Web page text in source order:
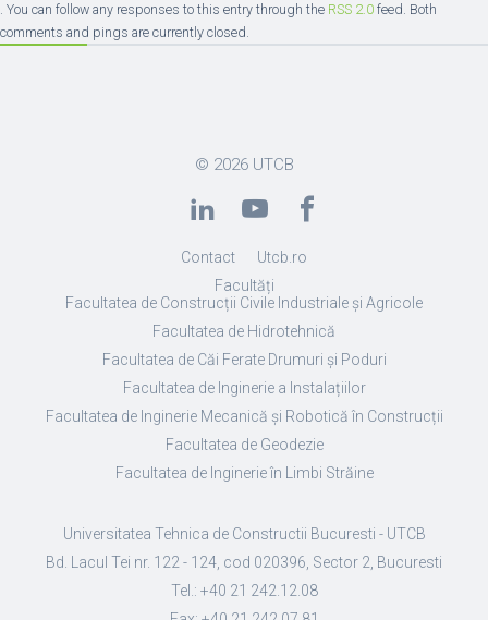
. You can follow any responses to this entry through the RSS 2.0 feed. Both
comments and pings are currently closed.
© 2026 UTCB
Contact
Utcb.ro
Facultăți
Facultatea de Construcții Civile Industriale și Agricole
Facultatea de Hidrotehnică
Facultatea de Căi Ferate Drumuri și Poduri
Facultatea de Inginerie a Instalațiilor
Facultatea de Inginerie Mecanică și Robotică în Construcții
Facultatea de Geodezie
Facultatea de Inginerie în Limbi Străine
Universitatea Tehnica de Constructii Bucuresti - UTCB
Bd. Lacul Tei nr. 122 - 124, cod 020396, Sector 2, Bucuresti
Tel.: +40 21 242.12.08